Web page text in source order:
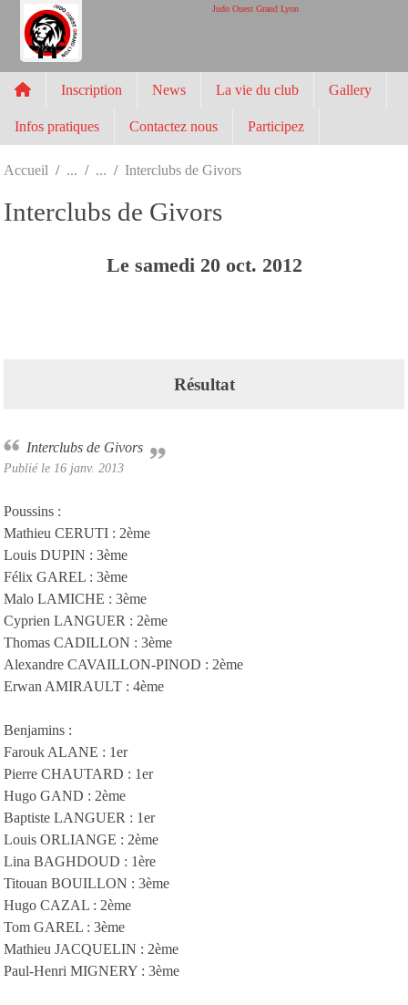
Judo Ouest Grand Lyon
Inscription News La vie du club Gallery
Infos pratiques Contactez nous Participez
Accueil Interclubs de Givors
Interclubs de Givors
Le samedi 20 oct. 2012
Résultat
Interclubs de Givors
Publié le 16 janv. 2013
Poussins :
Mathieu CERUTI : 2ème
Louis DUPIN : 3ème
Félix GAREL : 3ème
Malo LAMICHE : 3ème
Cyprien LANGUER : 2ème
Thomas CADILLON : 3ème
Alexandre CAVAILLON-PINOD : 2ème
Erwan AMIRAULT : 4ème
Benjamins :
Farouk ALANE : 1er
Pierre CHAUTARD : 1er
Hugo GAND : 2ème
Baptiste LANGUER : 1er
Louis ORLIANGE : 2ème
Lina BAGHDOUD : 1ère
Titouan BOUILLON : 3ème
Hugo CAZAL : 2ème
Tom GAREL : 3ème
Mathieu JACQUELIN : 2ème
Paul-Henri MIGNERY : 3ème
Panneau de gestion des cookies